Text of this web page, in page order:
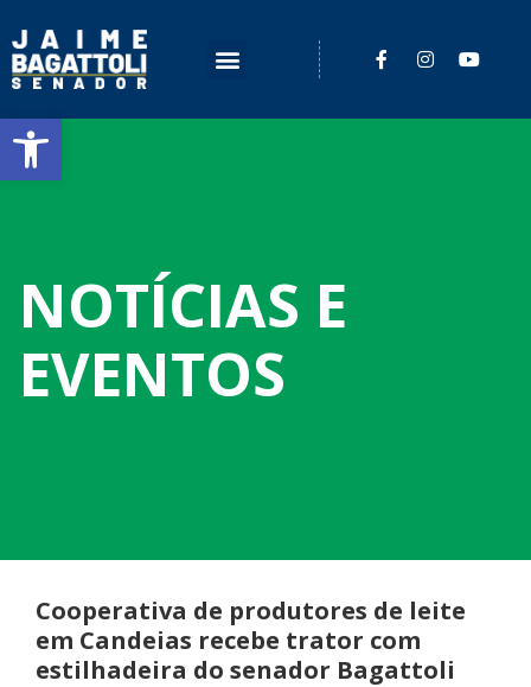
Barra de Ferramentas Aberta
NOTÍCIAS E
EVENTOS
Cooperativa de produtores de leite
em Candeias recebe trator com
estilhadeira do senador Bagattoli